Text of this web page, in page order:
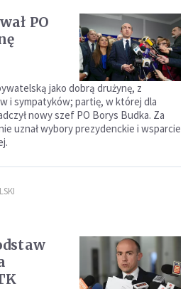
PO
jako dobrą drużynę, z
i sympatyków; partię, w której dla
nowy szef PO Borys Budka. Za
uznał wybory prezydenckie i wsparcie